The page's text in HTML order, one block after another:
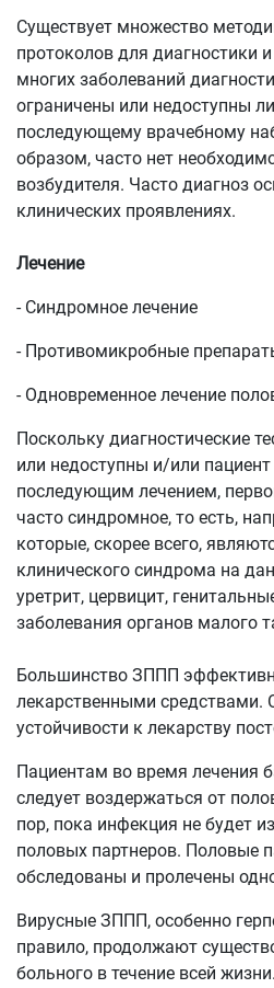
Существует множество
протоколов для диагностики
многих заболеваний
ограничены или недоступны
последующему врачебному
образом, часто нет
возбудителя. Часто диагноз
клинических проявлениях.
Лечение
- Синдромное лечение
- Противомикробные
- Одновременное лечение
Поскольку диагностические
или недоступны и/или
последующим лечением,
часто синдромное, то есть,
которые, скорее всего,
клинического синдрома на
уретрит, цервицит,
заболевания органов малого
Большинство ЗППП
лекарственными средствами.
устойчивости к лекарству
Пациентам во время лечения
следует воздержаться от
пор, пока инфекция не будет
половых партнеров. Половые
обследованы и пролечены
Вирусные ЗППП, особенно
правило, продолжают
больного в течение всей